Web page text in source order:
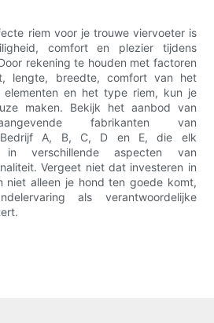
riem voor je trouwe viervoeter is
comfort en plezier tijdens
rekening te houden met factoren
lengte, breedte, comfort van het
elementen en het type riem, kun je
maken. Bekijk het aanbod van
fabrikanten van
Bedrijf A, B, C, D en E, die elk
in verschillende aspecten van
Vergeet niet dat investeren in
niet alleen je hond ten goede komt,
als verantwoordelijke